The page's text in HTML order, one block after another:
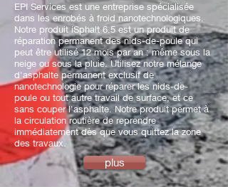
EPI Services est une entreprise spécialisée
dans les enrobés à froid nanotechnologiques.
Notre produit iSphalt 6.5 est un produit de
réparation permanent des nids-de-poule qui
peut être utilisé 12 mois par an : même sous la
neige ou sous la pluie. Utilisez notre mélange
d'asphalte permanent exclusif de
nanotechnologie pour réparer les nids-de-
poule ou tout autre travail de surface, et ce
sans couper l'asphalte. Notre produit permet à
la circulation routière de reprendre
immédiatement dès que vous quittez la zone
des travaux.
plus